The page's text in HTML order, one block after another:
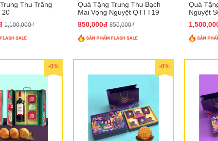
Thu Trăng
1,100,000₫
Quà Tặng Trung Thu Bạch
Mai Vọng Nguyệt QTTT19
850,000đ 850,000₫
Quà
Nguyệt
-0% -0%